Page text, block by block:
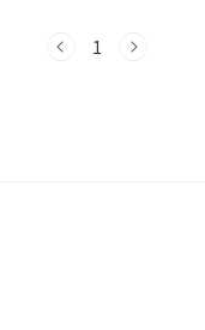
Driver EXPORT_SYMBOL로
1